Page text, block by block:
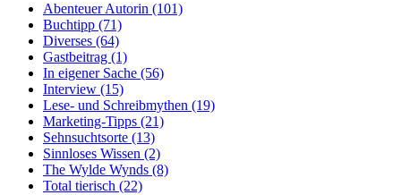
Abenteuer Autorin (101)
Buchtipp (71)
Diverses (64)
Gastbeitrag (1)
In eigener Sache (56)
Interview (15)
Lese- und Schreibmythen (19)
Marketing-Tipps (21)
Sehnsuchtsorte (13)
Sinnloses Wissen (2)
The Wylde Wynds (8)
Total tierisch (22)